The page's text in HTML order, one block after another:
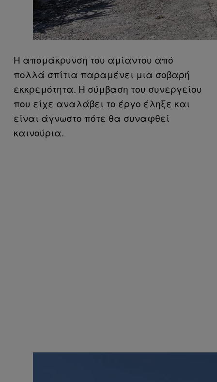
Η απομάκρυνση του αμίαντου από
πολλά σπίτια παραμένει μια σοβαρή
εκκρεμότητα. Η σύμβαση του συνεργείου
που είχε αναλάβει το έργο έληξε και
είναι άγνωστο πότε θα συναφθεί
καινούρια.